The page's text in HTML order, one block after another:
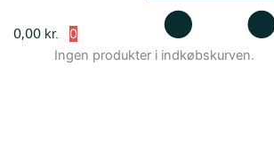
0,00 kr.
Ingen produkter i indkøbskurven.